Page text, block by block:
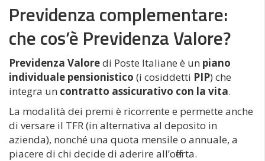
Previdenza complementare:
che cos’è Previdenza Valore?
Previdenza Valoredi Poste Italiane è un piano
individuale pensionistico (i cosiddetti PIP) che
integra un contratto assicurativo con la vita.
La modalità dei premi è ricorrente e permette anche
di versare il TFR (in alternativa al deposito in
azienda), nonché una quota mensile o annuale, a
piacere di chi decide di aderire all’offerta.